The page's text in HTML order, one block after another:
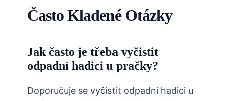
Často Kladené Otázky
Jak často je třeba vyčistit
odpadní hadici u pračky?
Doporučuje se vyčistit odpadní hadici u